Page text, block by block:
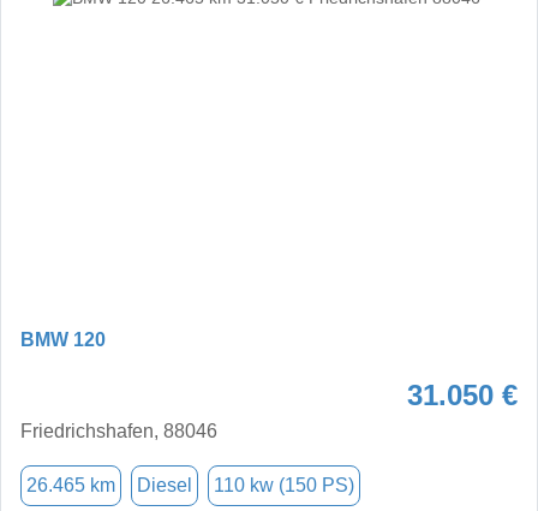
BMW 120
31.050 €
Friedrichshafen, 88046
26.465 km Diesel 110 kw (150 PS)